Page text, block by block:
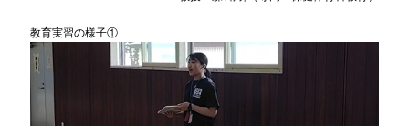
教育実習の様子①